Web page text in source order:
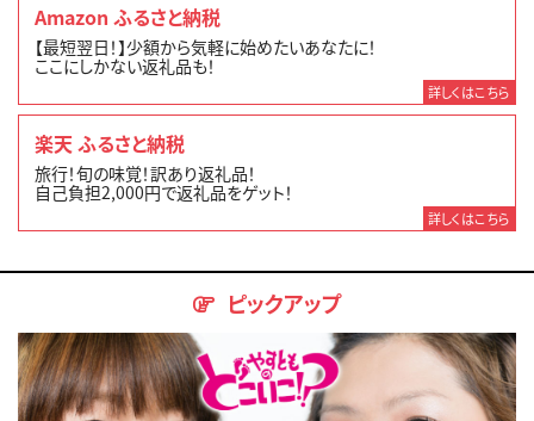
Amazon ふるさと納税
【最短翌日！】少額から気軽に始めたいあなたに！
ここにしかない返礼品も！
詳しくはこちら
楽天 ふるさと納税
旅行！旬の味覚！訳あり返礼品！
自己負担2,000円で返礼品をゲット！
詳しくはこちら
ピックアップ